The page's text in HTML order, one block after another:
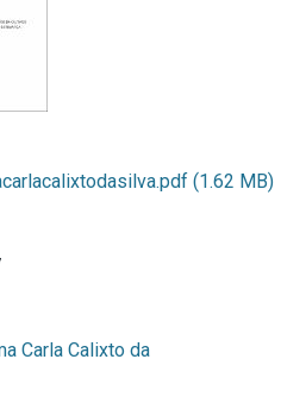
(1.62 MB)
Carla Calixto da